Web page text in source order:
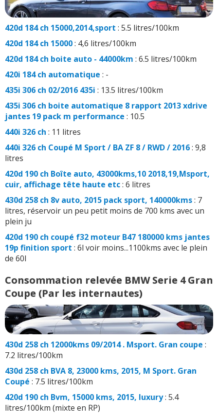
420d 184 ch 15000,2014,sport : 5.5 litres/100km
420d 184 ch 15000: 4,6 litres/100km
420d 184 ch boite auto - 44000km : 6.5 litres/100km
420i 184 ch automatique : -
435i 306 ch 02/2016 435i : 13.5 litres/100km
435i 306 ch boite automatique 8 rapport 2013 xdrive
jantes 19 pack m performance : 10.5
440i 326 ch : 11 litres
440i 326 ch Coupé M Sport / BA ZF 8 / RWD / 2016: 9,8
litres
420d 190 ch Boîte auto, 43000kms,10 2018,19,Msport,
cuir, affichage tête haute etc: 6 litres
430d 258 ch 8v auto, 2015 pack sport, 140000kms: 7
litres, réservoir un peu petit moins de 700 kms avec un
plein ju
420d 190 ch coupé f32 moteur B47 180000 kms jantes
19p finition sport : 6l voir moins...1100kms avec le plein
de 60l
Consommation relevée BMW Serie 4 Gran
Coupe (Par les internautes)
430d 258 ch 12000kms 09/2014 . Msport. Gran coupe :
7.2 litres/100km
430d 258 ch BVA 8, 23000 kms, 2015, M Sport. Gran
Coupé : 7.5 litres/100km
420d 190 ch Bvm, 15000 kms, 2015, luxury: 5.4
litres/100km (mixte en RP)